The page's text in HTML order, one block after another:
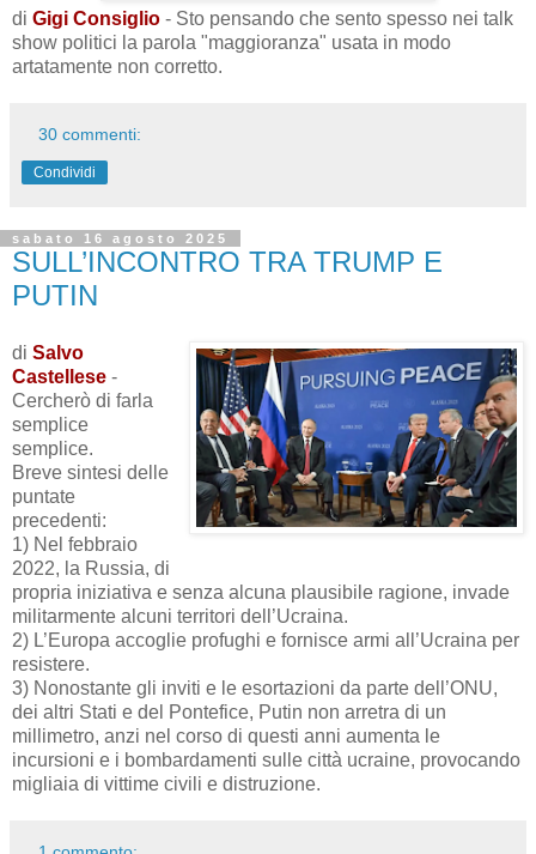
di Gigi Consiglio - Sto pensando che sento spesso nei talk
show politici la parola "maggioranza" usata in modo
artatamente non corretto.
30 commenti:
Condividi
sabato 16 agosto 2025
SULL’INCONTRO TRA TRUMP E
PUTIN
di Salvo
Castellese -
Cercherò di farla
semplice
semplice.
Breve sintesi delle
puntate
precedenti:
1) Nel febbraio
2022, la Russia, di
propria iniziativa e senza alcuna plausibile ragione, invade
militarmente alcuni territori dell’Ucraina.
2) L’Europa accoglie profughi e fornisce armi all’Ucraina per
resistere.
3) Nonostante gli inviti e le esortazioni da parte dell’ONU,
dei altri Stati e del Pontefice, Putin non arretra di un
millimetro, anzi nel corso di questi anni aumenta le
incursioni e i bombardamenti sulle città ucraine, provocando
migliaia di vittime civili e distruzione.